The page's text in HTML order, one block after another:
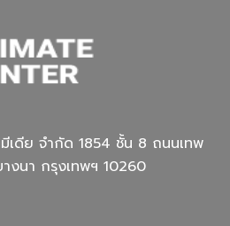
เดีย จํากัด 1854 ชั้น 8 ถนนเทพ
งนา กรุงเทพฯ 10260